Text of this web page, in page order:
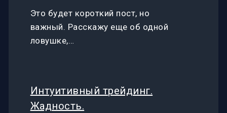
Это будет короткий пост, но
важный. Расскажу еще об одной
ловушке,…
Интуитивный трейдинг.
Жадность.